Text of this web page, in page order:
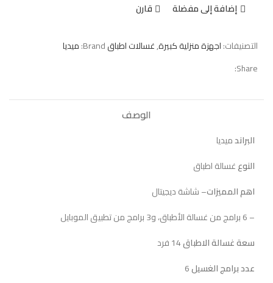
إضافة إلى مفضلة قارن
التصنيفات:اجهزة منزلية كبيرة,غسالات اطباقBrand: ميديا
Share:
الوصف
البراندميديا
النوعغسالة اطباق
اهم المميزات– شاشة ديجيتال
– 6 برامج من غسالة الأطباق، و3 برامج من تطبيق الموبايل
سعة غسالة الاطباق14 فرد
عدد برامج الغسيل6